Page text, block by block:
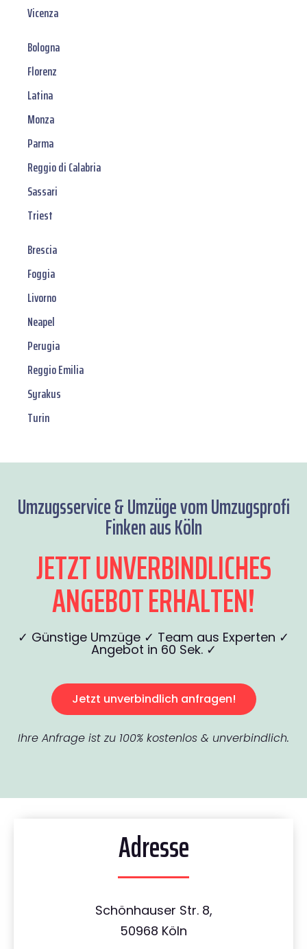
Vicenza
Bologna
Florenz
Latina
Monza
Parma
Reggio di Calabria
Sassari
Triest
Brescia
Foggia
Livorno
Neapel
Perugia
Reggio Emilia
Syrakus
Turin
Umzugsservice & Umzüge vom Umzugsprofi
Finken aus Köln
JETZT UNVERBINDLICHES
ANGEBOT ERHALTEN!
✓ Günstige Umzüge ✓ Team aus Experten ✓
Angebot in 60 Sek. ✓
Jetzt unverbindlich anfragen!
Ihre Anfrage ist zu 100% kostenlos & unverbindlich.
Adresse
Schönhauser Str. 8,
50968 Köln